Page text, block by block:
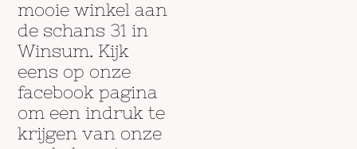
mooie winkel aan
de schans 31 in
Winsum. Kijk
eens op onze
facebook pagina
om een indruk te
krijgen van onze